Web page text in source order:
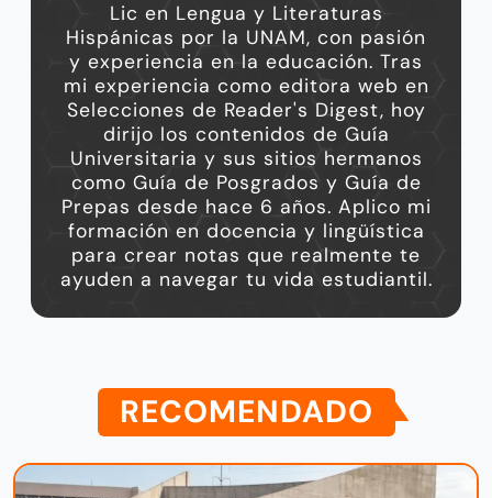
Lic en Lengua y Literaturas
Hispánicas por la UNAM, con pasión
y experiencia en la educación. Tras
mi experiencia como editora web en
Selecciones de Reader's Digest, hoy
dirijo los contenidos de Guía
Universitaria y sus sitios hermanos
como Guía de Posgrados y Guía de
Prepas desde hace 6 años. Aplico mi
formación en docencia y lingüística
para crear notas que realmente te
ayuden a navegar tu vida estudiantil.
RECOMENDADO